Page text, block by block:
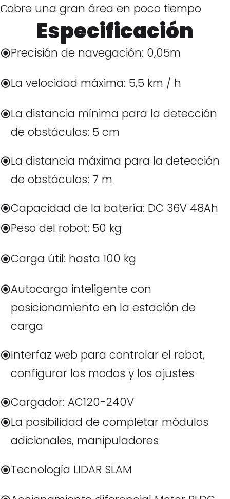
Сobre una gran área en poco tiempo
Especificación
Precisión de navegación: 0,05m
La velocidad máxima: 5,5 km / h
La distancia mínima para la detección
de obstáculos: 5 cm
La distancia máxima para la detección
de obstáculos: 7 m
Capacidad de la batería: DC 36V 48Ah
Peso del robot: 50 kg
Carga útil: hasta 100 kg
Autocarga inteligente con
posicionamiento en la estación de
carga
Interfaz web para controlar el robot,
configurar los modos y los ajustes
Cargador: AC120-240V
La posibilidad de completar módulos
adicionales, manipuladores
Tecnología LIDAR SLAM